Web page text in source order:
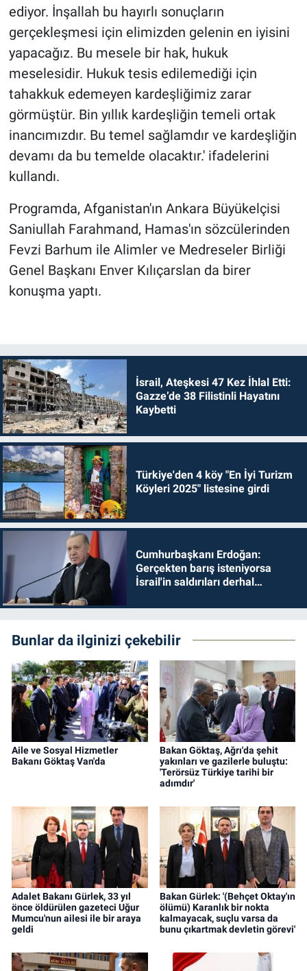
ediyor. İnşallah bu hayırlı sonuçların
gerçekleşmesi için elimizden gelenin en iyisini
yapacağız. Bu mesele bir hak, hukuk
meselesidir. Hukuk tesis edilemediği için
tahakkuk edemeyen kardeşliğimiz zarar
görmüştür. Bin yıllık kardeşliğin temeli ortak
inancımızdır. Bu temel sağlamdır ve kardeşliğin
devamı da bu temelde olacaktır.' ifadelerini
kullandı.
Programda, Afganistan'ın Ankara Büyükelçisi
Saniullah Farahmand, Hamas'ın sözcülerinden
Fevzi Barhum ile Alimler ve Medreseler Birliği
Genel Başkanı Enver Kılıçarslan da birer
konuşma yaptı.
İsrail, Ateşkesi 47 Kez İhlal Etti:
Gazze’de 38 Filistinli Hayatını
Kaybetti
Türkiye'den 4 köy "En İyi Turizm
Köyleri 2025" listesine girdi
Cumhurbaşkanı Erdoğan:
Gerçekten barış isteniyorsa
İsrail'in saldırıları derhal
Bunlar da ilginizi çekebilir
Aile ve Sosyal Hizmetler
Bakanı Göktaş Van'da
Bakan Göktaş, Ağrı'da şehit
yakınları ve gazilerle buluştu:
'Terörsüz Türkiye tarihi bir
adımdır'
Adalet Bakanı Gürlek, 33 yıl
önce öldürülen gazeteci Uğur
Mumcu'nun ailesi ile bir araya
geldi
Bakan Gürlek: '(Behçet Oktay'ın
ölümü) Karanlık bir nokta
kalmayacak, suçlu varsa da
bunu çıkartmak devletin görevi'